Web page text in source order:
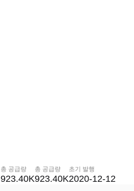
총 공급량
923.40K
총 공급량
923.40K
초기 발행
2020-12-12